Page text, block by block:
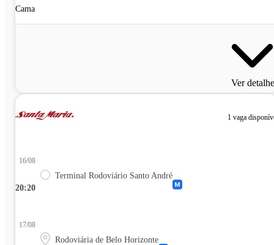
Cama
Ver
1 vaga
20:20
16/08
Terminal Rodoviário Santo André
17/08
Rodoviária de Belo Horizonte